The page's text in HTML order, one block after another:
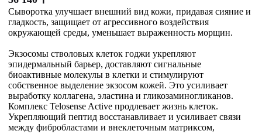
Сыворотка улучшает внешний вид кожи, придавая сияние и
гладкость, защищает от агрессивного воздействия
окружающей среды, уменьшает выраженность морщин.
Экзосомы стволовых клеток годжи укрепляют
эпидермальный барьер, доставляют сигнальные
биоактивные молекулы в клетки и стимулируют
собственное выделение экзосом кожей. Это усиливает
выработку коллагена, эластина и гликозаминогликанов.
Комплекс Telosense Active продлевает жизнь клеток.
Укрепляющий пептид восстанавливает и усиливает связи
между фибробластами и внеклеточным матриксом,